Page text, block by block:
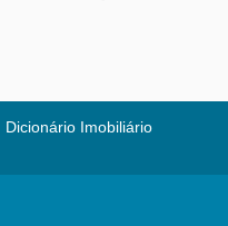
Dicionário Imobiliário